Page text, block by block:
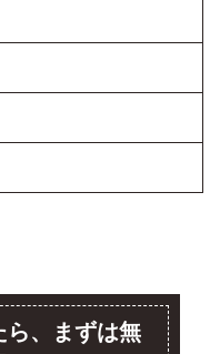
ら、まずは無